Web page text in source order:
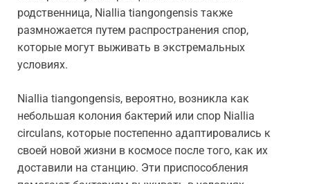
родственница, Niallia tiangongensis также
размножается путем распространения спор,
которые могут выживать в экстремальных
условиях.
Niallia tiangongensis, вероятно, возникла как
небольшая колония бактерий или спор Niallia
circulans, которые постепенно адаптировались к
своей новой жизни в космосе после того, как их
доставили на станцию. Эти приспособления